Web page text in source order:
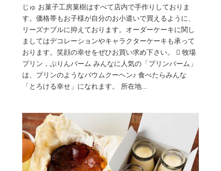
じゅ お菓子工房菓樹はすべて店内で手作りしておりま
す。価格帯もお子様が自分のお小遣いで買えるように、
リーズナブルに抑えております。オーダーケーキに関し
ましてはデコレーションやキャラクターケーキも承って
おります。笑顔の幸せをぜひお買い求め下さい。  牧場
プリン，ぷりんバーム みんなに人気の「プリンバーム」
は、プリンのようなバウムクーヘン♪ 食べたらみんな
「とろける幸せ」になれます。 所在地...